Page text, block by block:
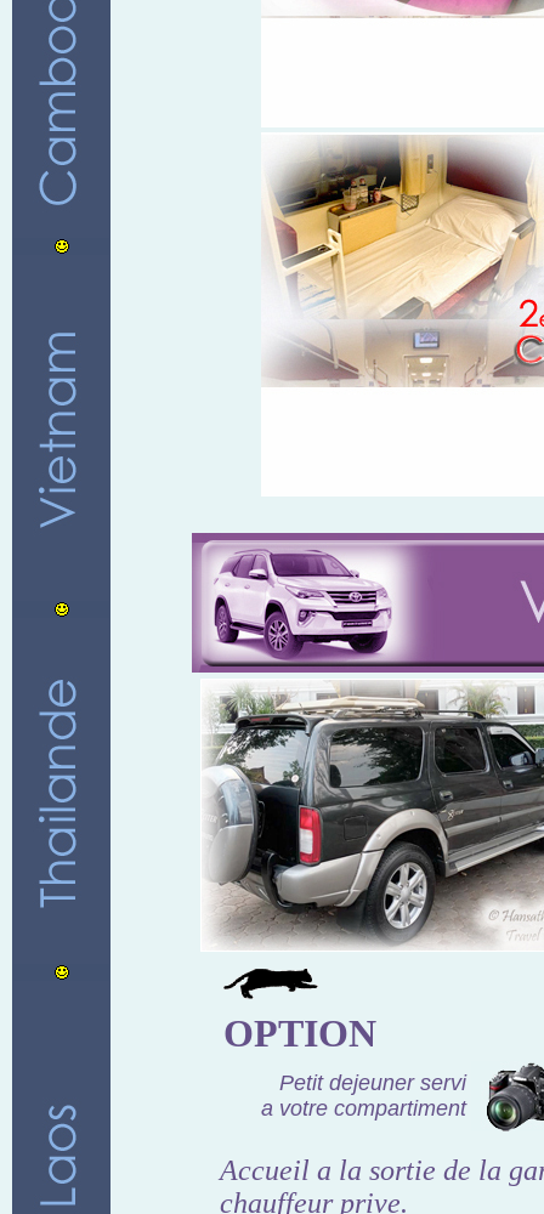
OPTION
Petit dejeuner servi
a votre compartiment
Accueil a la sortie de la
chauffeur prive.